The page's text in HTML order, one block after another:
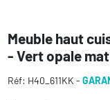
Meuble haut
- Vert opale mat
Réf: H40_611KK -